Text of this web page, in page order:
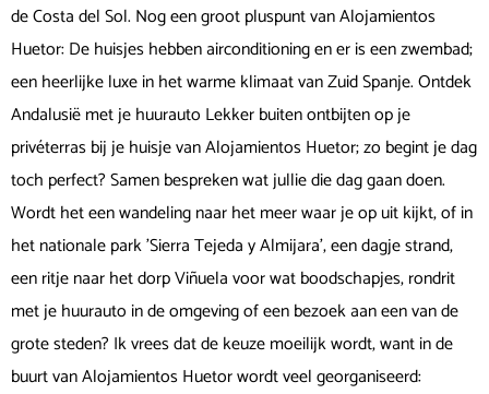
de Costa del Sol. Nog een groot pluspunt van Alojamientos
Huetor: De huisjes hebben airconditioning en er is een zwembad;
een heerlijke luxe in het warme klimaat van Zuid Spanje. Ontdek
Andalusië met je huurauto Lekker buiten ontbijten op je
privéterras bij je huisje van Alojamientos Huetor; zo begint je dag
toch perfect? Samen bespreken wat jullie die dag gaan doen.
Wordt het een wandeling naar het meer waar je op uit kijkt, of in
het nationale park 'Sierra Tejeda y Almijara', een dagje strand,
een ritje naar het dorp Viñuela voor wat boodschapjes, rondrit
met je huurauto in de omgeving of een bezoek aan een van de
grote steden? Ik vrees dat de keuze moeilijk wordt, want in de
buurt van Alojamientos Huetor wordt veel georganiseerd: